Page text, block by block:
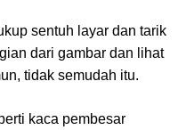
sentuh layar dan tarik
dari gambar dan lihat
tidak semudah itu.
kaca pembesar